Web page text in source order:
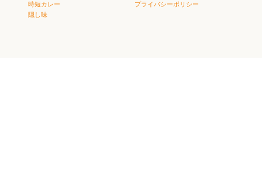
時短カレー
隠し味
プライバシーポリシー